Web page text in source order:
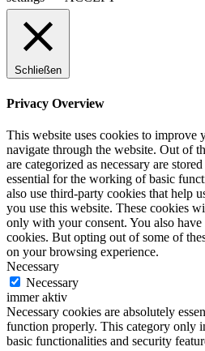
Schließen
Privacy Overview
This website uses cookies to improve
navigate through the website. Out of
are categorized as necessary are
essential for the working of basic
also use third-party cookies that help
you use this website. These cookies
only with your consent. You also
cookies. But opting out of some of
on your browsing experience.
Necessary
Necessary
immer aktiv
Necessary cookies are absolutely
function properly. This category only
basic functionalities and security